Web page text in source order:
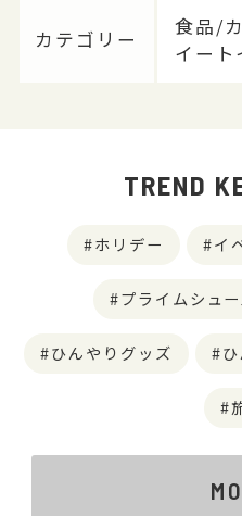
カテゴリー
食品/
イート
TREND
ホリデー イ
プライムシュ
ひんやりグッズ